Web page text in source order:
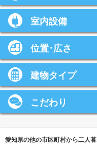
室内設備
位置･広さ
建物タイプ
こだわり
愛知県の他の市区町村から二人